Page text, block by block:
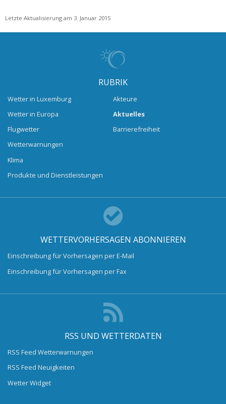
Letzte Aktualisierung am 3. Januar 2015
RUBRIK
Wetter in Luxemburg
Wetter in Europa
Flugwetter
Wetterwarnungen
Klima
Produkte und Dienstleistungen
Akteure
Aktuelles
Barrierefreiheit
WETTERVORHERSAGEN ABONNIEREN
Einschreibung für Vorhersagen per E-Mail
Einschreibung für Vorhersagen per Fax
RSS UND WETTERDATEN
RSS Feed Wetterwarnungen
RSS Feed Neuigkeiten
Wetter Widget